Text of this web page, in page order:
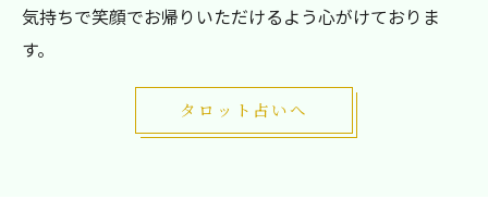
気持ちで笑顔でお帰りいただけるよう心がけておりま
す。
タロット占いへ